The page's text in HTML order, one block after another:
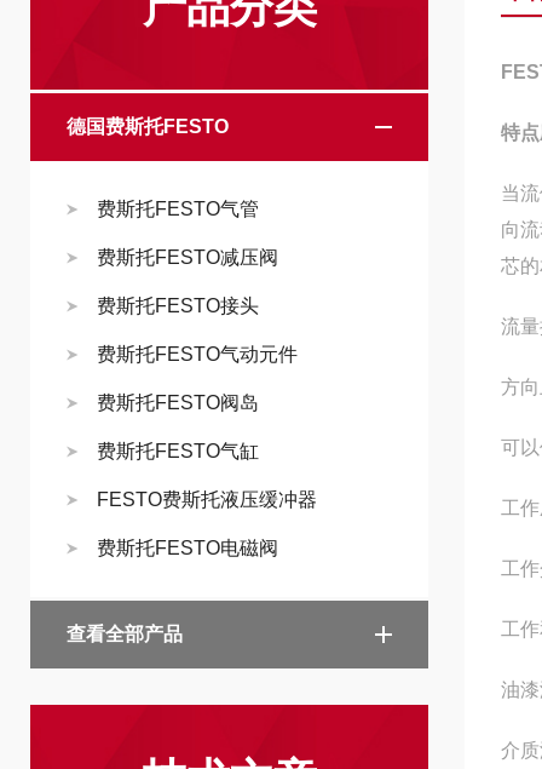
德国费斯托FESTO
费斯托FESTO气管
费斯托FESTO减压阀
费斯托FESTO接头
费斯托FESTO气动元件
费斯托FESTO阀岛
费斯托FESTO气缸
FESTO费斯托液压缓冲器
费斯托FESTO电磁阀
查看全部产品
特
当
向
芯
流
方
可
工
工
工
油
介质